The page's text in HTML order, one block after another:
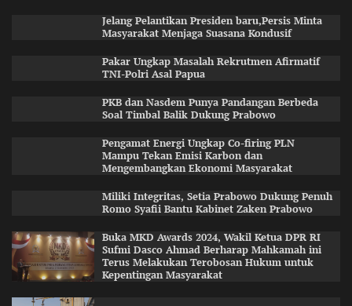
Jelang Pelantikan Presiden baru,Persis Minta
Masyarakat Menjaga Suasana Kondusif
Pakar Ungkap Masalah Rekrutmen Afirmatif
TNI-Polri Asal Papua
PKB dan Nasdem Punya Pandangan Berbeda
Soal Timbal Balik Dukung Prabowo
Pengamat Energi Ungkap Co-firing PLN
Mampu Tekan Emisi Karbon dan
Mengembangkan Ekonomi Masyarakat
Miliki Integritas, Setia Prabowo Dukung Penuh
Romo Syafii Bantu Kabinet Zaken Prabowo
Buka MKD Awards 2024, Wakil Ketua DPR RI
Sufmi Dasco Ahmad Berharap Mahkamah ini
Terus Melakukan Terobosan Hukum untuk
Kepentingan Masyarakat